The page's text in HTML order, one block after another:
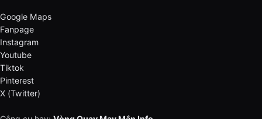
Google Maps
Fanpage
Instagram
Youtube
Tiktok
Pinterest
X (Twitter)